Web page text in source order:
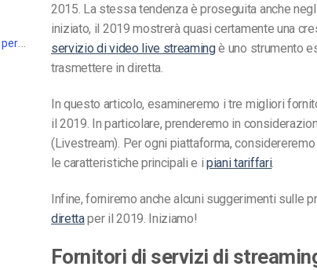
per il 2019
2015. La stessa tendenza è proseguita anche
iniziato, il 2019 mostrerà quasi certamente una
servizio di video live streamingè uno strumento
trasmettere in diretta.
In questo articolo, esamineremo i tre migliori
il 2019. In particolare, prenderemo in
(Livestream). Per ogni piattaforma,
le caratteristiche principali e ipiani tariffari.
Infine, forniremo anche alcuni suggerimenti sulle
direttaper il 2019. Iniziamo!
Fornitori di servizi di